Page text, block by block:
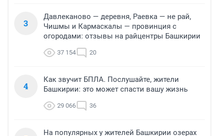
3
Давлеканово — деревня, Раевка — не рай,
Чишмы и Кармаскалы — провинция с
огородами: отзывы на райцентры Башкирии
37 154 20
4
Как звучит БПЛА. Послушайте, жители
Башкирии: это может спасти вашу жизнь
29 066 36
На популярных у жителей Башкирии озерах